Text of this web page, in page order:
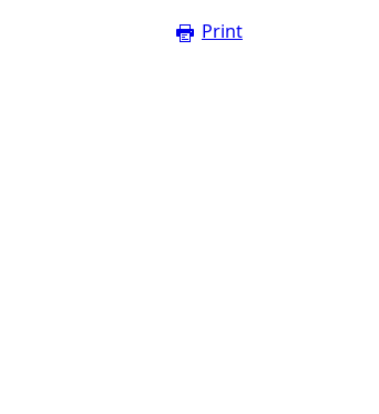
Print